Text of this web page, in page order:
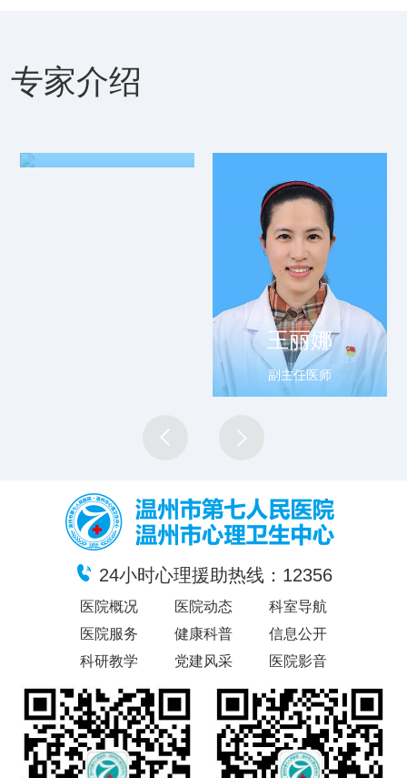
结合的治疗方法，以“让患者更快、更好的恢复健康”为目
标，尽快让患者回归社会。本病区的目标是以“一流的技术、
医环境。目前科室共有医师5人，其中副主任医师2人，住院
专家介绍
陈光东
王丽娜
副主任医师
24小时心理援助热线：12356
医院概况 医院动态
科室导航
医院服务
健康科普
信息公开
科研教学
党建风采 医院影音